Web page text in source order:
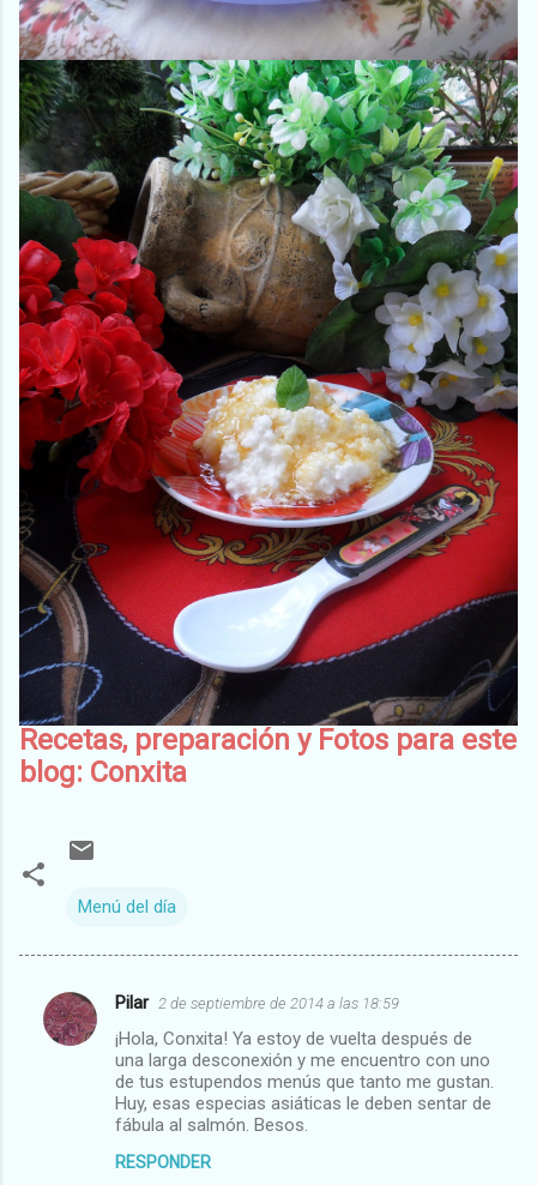
Recetas, preparación y Fotos para este
blog: Conxita
Menú del día
C
o
Pilar 2 de septiembre de 2014 a las 18:59
¡Hola, Conxita! Ya estoy de vuelta después de
una larga desconexión y me encuentro con uno
de tus estupendos menús que tanto me gustan.
Huy, esas especias asiáticas le deben sentar de
fábula al salmón. Besos.
RESPONDER